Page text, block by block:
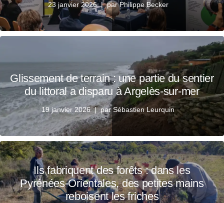
23 janvier 2026 parPhilippe Becker
Glissement de terrain : une partie du sentier
du littoral a disparu à Argelès-sur-mer
19 janvier 2026 par Sébastien Leurquin
Ils fabriquent des forêts : dans les
Pyrénées-Orientales, des petites mains
reboisent les friches